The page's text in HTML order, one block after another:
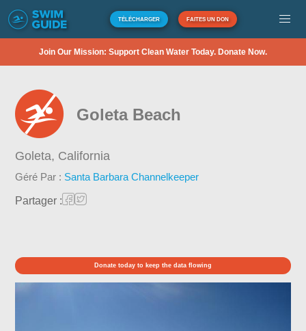
TÉLÉCHARGER FAITES UN DON
Join Our Mission: Support Clean Water Today. Donate Now.
Goleta Beach
Goleta, California
Géré Par : Santa Barbara Channelkeeper
Partager :
Donate today to keep the data flowing